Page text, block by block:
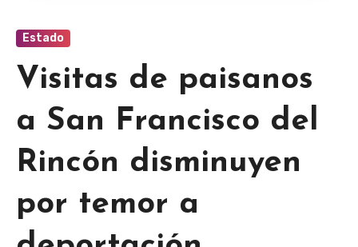
Estado
Visitas de paisanos
a San Francisco del
Rincón disminuyen
por temor a